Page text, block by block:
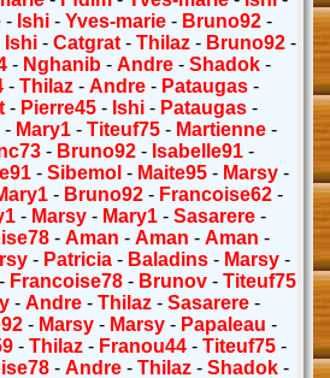
- Ishi -Yves-marie - Bruno92 -
Ishi -Catgrat -Thilaz - Bruno92 -
- Nghanib- Andre- Shadok-
-Thilaz -Andre - Pataugas -
- Pierre45 - Ishi - Pataugas -
- Mary1- Titeuf75- Martienne-
- Bruno92- Isabelle91-
-Sibemol - Maite95 - Marsy -
- Bruno92- Francoise62-
- Marsy- Mary1- Sasarere-
-Aman -Aman -Aman -
- Patricia- Baladins- Marsy-
- Francoise78- Brunov- Titeuf75
-Andre -Thilaz -Sasarere -
- Marsy- Marsy- Papaleau -
- Thilaz- Franou44- Titeuf75-
- Andre- Thilaz- Shadok-